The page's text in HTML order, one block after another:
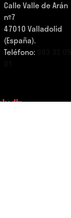
Calle Valle de Arán
nº7
47010 Valladolid
(España).
Teléfono: